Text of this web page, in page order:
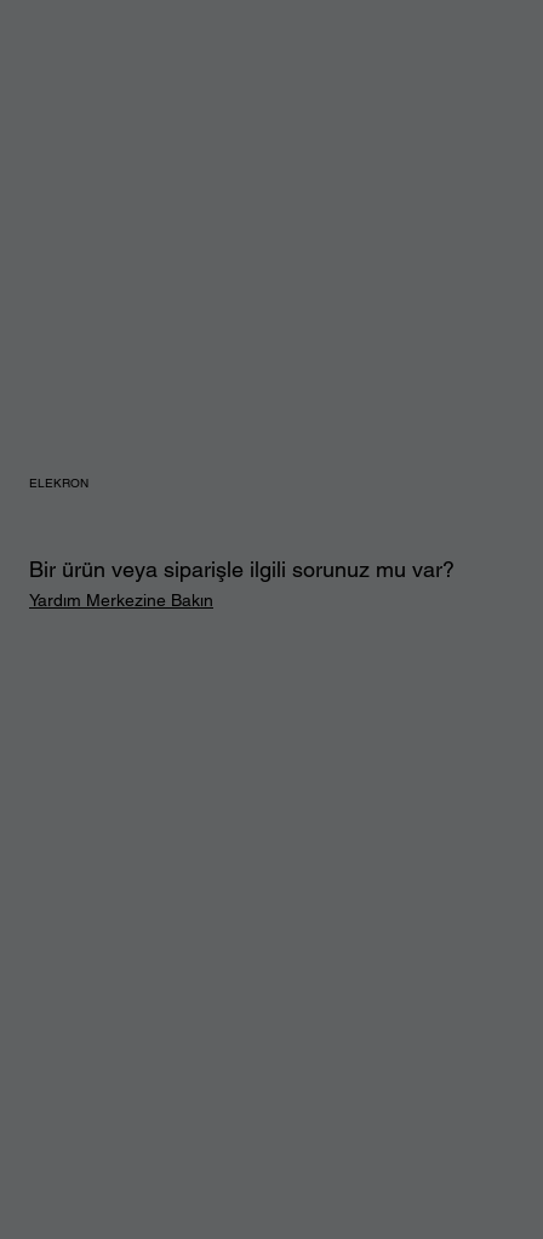
ELEKRON
Bir ürün veya siparişle ilgili sorunuz mu var?
Yardım Merkezine Bakın